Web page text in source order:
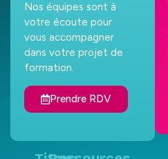
Nos équipes sont à
votre écoute pour
vous accompagner
dans votre projet de
formation.
Prendre RDV